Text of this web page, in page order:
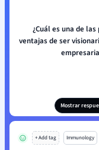
¿Cuál es una de
ventajas de ser
Mostrar
+ Add tag Immunology